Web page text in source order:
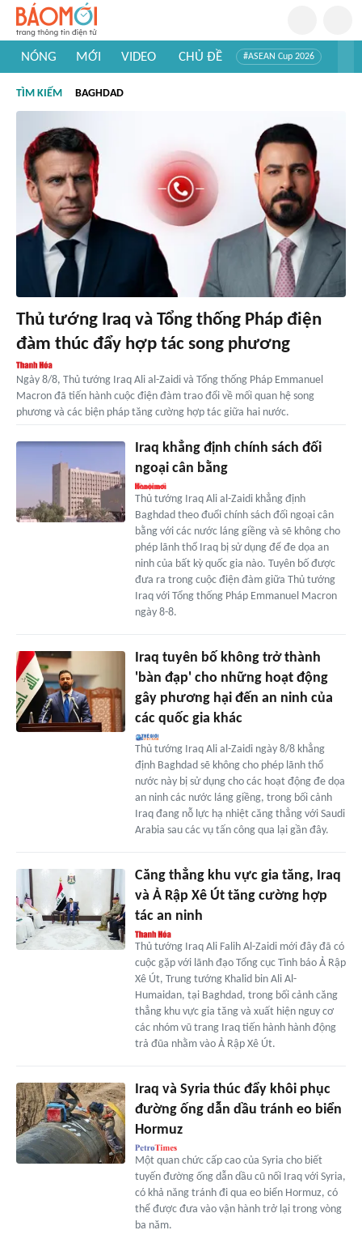
NÓNG MỚI VIDEO CHỦ ĐỀ #ASEAN Cup 2026
#Khám phá thế giới
TÌM KIẾM BAGHDAD
Thủ tướng Iraq và Tổng thống Pháp điện
đàm thúc đẩy hợp tác song phương
Ngày 8/8, Thủ tướng Iraq Ali al-Zaidi và Tổng thống Pháp Emmanuel
Macron đã tiến hành cuộc điện đàm trao đổi về mối quan hệ song
phương và các biện pháp tăng cường hợp tác giữa hai nước.
Iraq khẳng định chính sách đối
ngoại cân bằng
Thủ tướng Iraq Ali al-Zaidi khẳng định
Baghdad theo đuổi chính sách đối ngoại cân
bằng với các nước láng giềng và sẽ không cho
phép lãnh thổ Iraq bị sử dụng để đe dọa an
ninh của bất kỳ quốc gia nào. Tuyên bố được
đưa ra trong cuộc điện đàm giữa Thủ tướng
Iraq với Tổng thống Pháp Emmanuel Macron
ngày 8-8.
Iraq tuyên bố không trở thành
'bàn đạp' cho những hoạt động
gây phương hại đến an ninh của
các quốc gia khác
Thủ tướng Iraq Ali al-Zaidi ngày 8/8 khẳng
định Baghdad sẽ không cho phép lãnh thổ
nước này bị sử dụng cho các hoạt động đe dọa
an ninh các nước láng giềng, trong bối cảnh
Iraq đang nỗ lực hạ nhiệt căng thẳng với Saudi
Arabia sau các vụ tấn công qua lại gần đây.
Căng thẳng khu vực gia tăng, Iraq
và Ả Rập Xê Út tăng cường hợp
tác an ninh
Thủ tướng Iraq Ali Falih Al-Zaidi mới đây đã có
cuộc gặp với lãnh đạo Tổng cục Tình báo Ả Rập
Xê Út, Trung tướng Khalid bin Ali Al-
Humaidan, tại Baghdad, trong bối cảnh căng
thẳng khu vực gia tăng và xuất hiện nguy cơ
các nhóm vũ trang Iraq tiến hành hành động
trả đũa nhằm vào Ả Rập Xê Út.
Iraq và Syria thúc đẩy khôi phục
đường ống dẫn dầu tránh eo biển
Hormuz
Một quan chức cấp cao của Syria cho biết
tuyến đường ống dẫn dầu cũ nối Iraq với Syria,
có khả năng tránh đi qua eo biển Hormuz, có
thể được đưa vào vận hành trở lại trong vòng
ba năm.